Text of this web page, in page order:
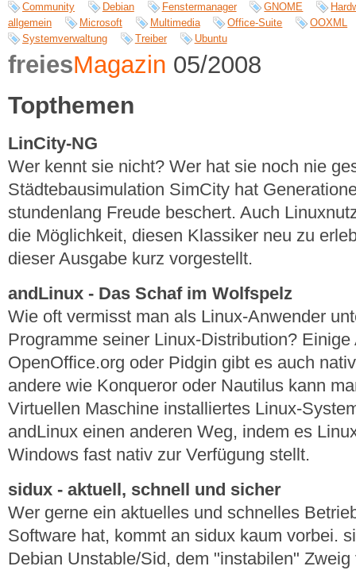
Community Debian Fenstermanager GNOME
allgemein
Microsoft Multimedia Office-Suite
OOXML
Systemverwaltung
Treiber Ubuntu
freiesMagazin 05/2008
Topthemen
LinCity-NG
Wer kennt sie nicht? Wer hat sie noch nie
Städtebausimulation SimCity hat
stundenlang Freude beschert. Auch
die Möglichkeit, diesen Klassiker neu zu
dieser Ausgabe kurz vorgestellt.
andLinux - Das Schaf im Wolfspelz
Wie oft vermisst man als Linux-Anwender
Programme seiner Linux-Distribution?
OpenOffice.org oder Pidgin gibt es auch
andere wie Konqueror oder Nautilus kann
Virtuellen Maschine installiertes Linux-
andLinux einen anderen Weg, indem es
Windows fast nativ zur Verfügung stellt.
sidux - aktuell, schnell und sicher
Wer gerne ein aktuelles und schnelles
Software hat, kommt an sidux kaum vorbei.
Debian Unstable/Sid, dem "instabilen"